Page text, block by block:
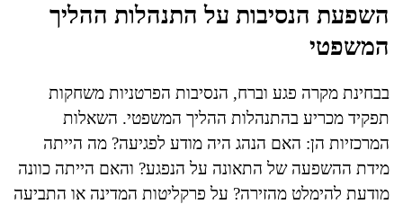
השפעת הנסיבות על התנהלות ההליך
המשפטי
בבחינת מקרה פגע וברח, הנסיבות הפרטניות משחקות
תפקיד מכריע בהתנהלות ההליך המשפטי. השאלות
המרכזיות הן: האם הנהג היה מודע לפגיעה? מה הייתה
מידת ההשפעה של התאונה על הנפגע? והאם הייתה כוונה
מודעת להימלט מהזירה? על פרקליטות המדינה או התביעה